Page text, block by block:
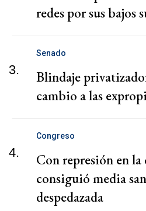
redes por sus bajos
3.
Senado
Blindaje
cambio a las
4.
Congreso
Con represión en
consiguió media
despedazada